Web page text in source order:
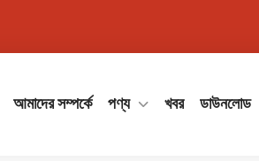
আমাদের সম্পর্কে পণ্য খবর ডাউনলোড